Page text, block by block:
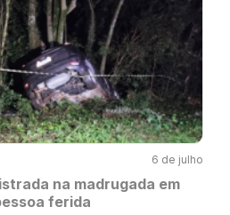
6 de julho
na madrugada em
ferida